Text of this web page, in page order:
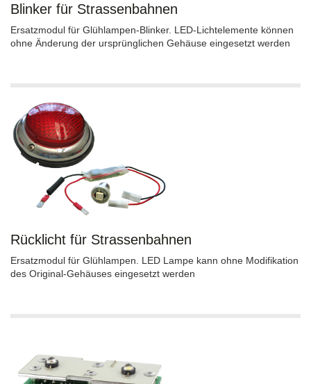
Blinker für Strassenbahnen
Ersatzmodul für Glühlampen-Blinker. LED-Lichtelemente können
ohne Änderung der ursprünglichen Gehäuse eingesetzt werden
Rücklicht für Strassenbahnen
Ersatzmodul für Glühlampen. LED Lampe kann ohne Modifikation
des Original-Gehäuses eingesetzt werden